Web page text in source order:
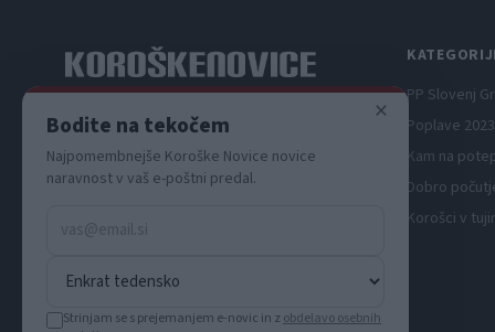
PP Slovenj
Poplave
Kam na
Dobro
Korošci v
×
Bodite na tekočem
Najpomembnejše Koroške Novice novice
naravnost v vaš e-poštni predal.
Strinjam se s prejemanjem e-novic in z obdelavo osebnih